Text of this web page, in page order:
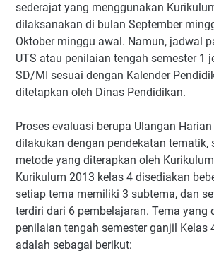
sederajat yang menggunakan
dilaksanakan di bulan September
Oktober minggu awal. Namun, jadwal
UTS atau penilaian tengah semester 1
SD/MI sesuai dengan Kalender
ditetapkan oleh Dinas Pendidikan.
Proses evaluasi berupa Ulangan Harian
dilakukan dengan pendekatan tematik,
metode yang diterapkan oleh
Kurikulum 2013 kelas 4 disediakan
setiap tema memiliki 3 subtema, dan
terdiri dari 6 pembelajaran. Tema yang
penilaian tengah semester ganjil Kelas
adalah sebagai berikut: